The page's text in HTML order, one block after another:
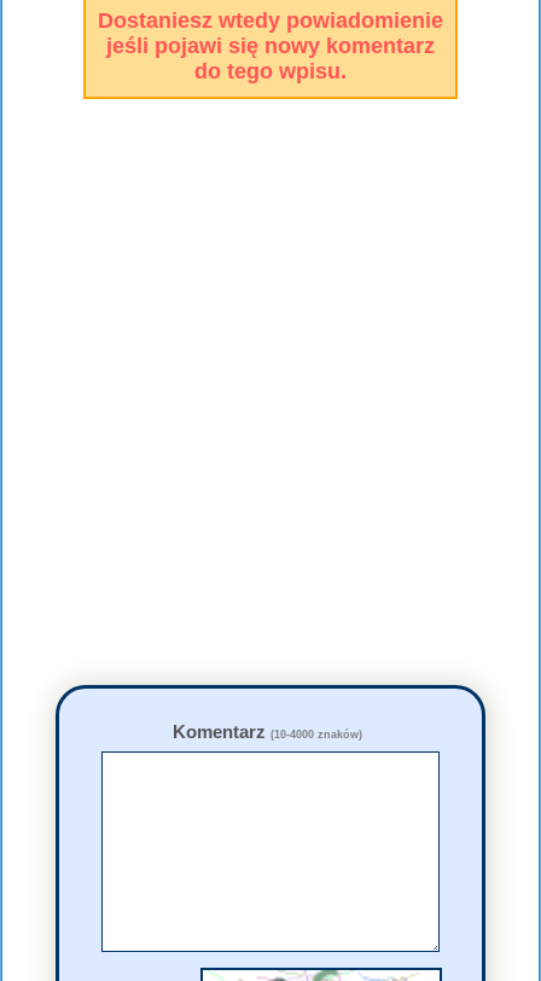
Dostaniesz wtedy powiadomienie
jeśli pojawi się nowy komentarz
do tego wpisu.
Komentarz (10-4000 znaków)